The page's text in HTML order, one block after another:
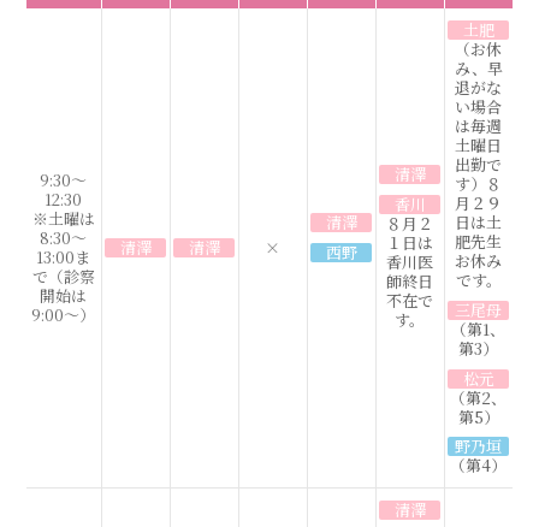
9:30～
12:30
※土曜は
8:30～
13:00ま
で（診察
開始は
9:00～）
清澤 清澤 ×
清澤
西野
清澤
香川
８月２
１日は
香川医
師終日
不在で
す。
土肥
（お休
み、早
退がな
い場合
は毎週
土曜日
出勤で
す）８
月２９
日は土
肥先生
お休み
です。
三尾母
（第1、
第3）
松元
（第2、
第5）
野乃垣
（第4）
清澤